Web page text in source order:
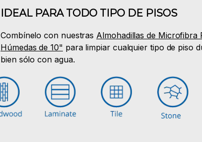
IDEAL PARA TODO TIPO DE PISOS
Combínelo con nuestras Almohadillas de Microfibra
Húmedas de 10" para limpiar cualquier tipo de piso
bien sólo con agua.